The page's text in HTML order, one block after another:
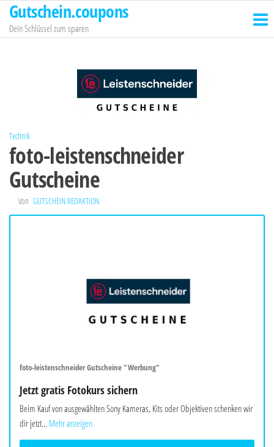
Zum
Inhalt
springen
Gutschein.coupons
Dein Schlüssel zum sparen
Technik
foto-leistenschneider
Gutscheine
Von GUTSCHEIN REDAKTION
foto-leistenschneider Gutscheine "Werbung"
Jetzt gratis Fotokurs sichern
Beim Kauf von ausgewählten Sony Kameras, Kits oder Objektiven schenken wir
dir jetzt... Mehr anzeigen